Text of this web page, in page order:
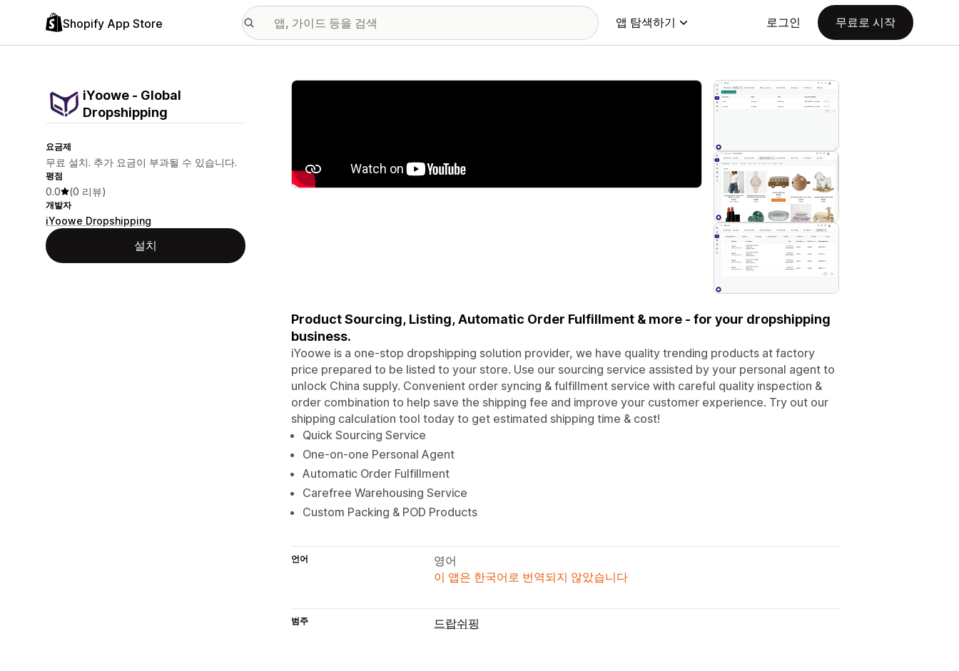
Shopify App Store 앱 탐색하기 로그인 무료로 시작
iYoowe ‑ Global
Dropshipping
요금제
무료 설치. 추가 요금이 부과될 수 있습니다.
평점
0.0 (0 리뷰)
개발자
iYoowe Dropshipping
설치
추천 이미지 갤러리
Product Sourcing, Listing, Automatic Order Fulfillment & more - for your dropshipping
business.
iYoowe is a one-stop dropshipping solution provider, we have quality trending products at factory
price prepared to be listed to your store. Use our sourcing service assisted by your personal agent to
unlock China supply. Convenient order syncing & fulfillment service with careful quality inspection &
order combination to help save the shipping fee and improve your customer experience. Try out our
shipping calculation tool today to get estimated shipping time & cost!
Quick Sourcing Service
One-on-one Personal Agent
Automatic Order Fulfillment
Carefree Warehousing Service
Custom Packing & POD Products
언어
영어
이 앱은 한국어로 번역되지 않았습니다
범주 드랍쉬핑